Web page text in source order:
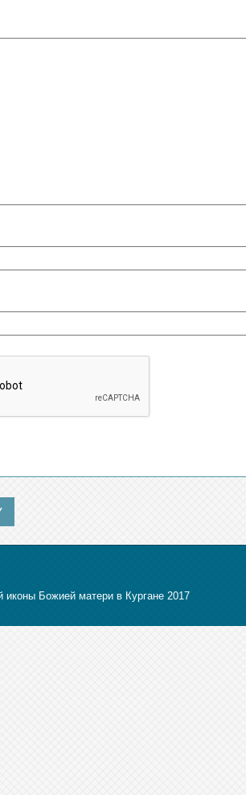
Божией матери в Кургане 2017